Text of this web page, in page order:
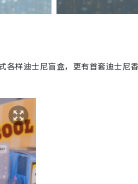
样迪士尼盲盒， 更有首套迪士尼